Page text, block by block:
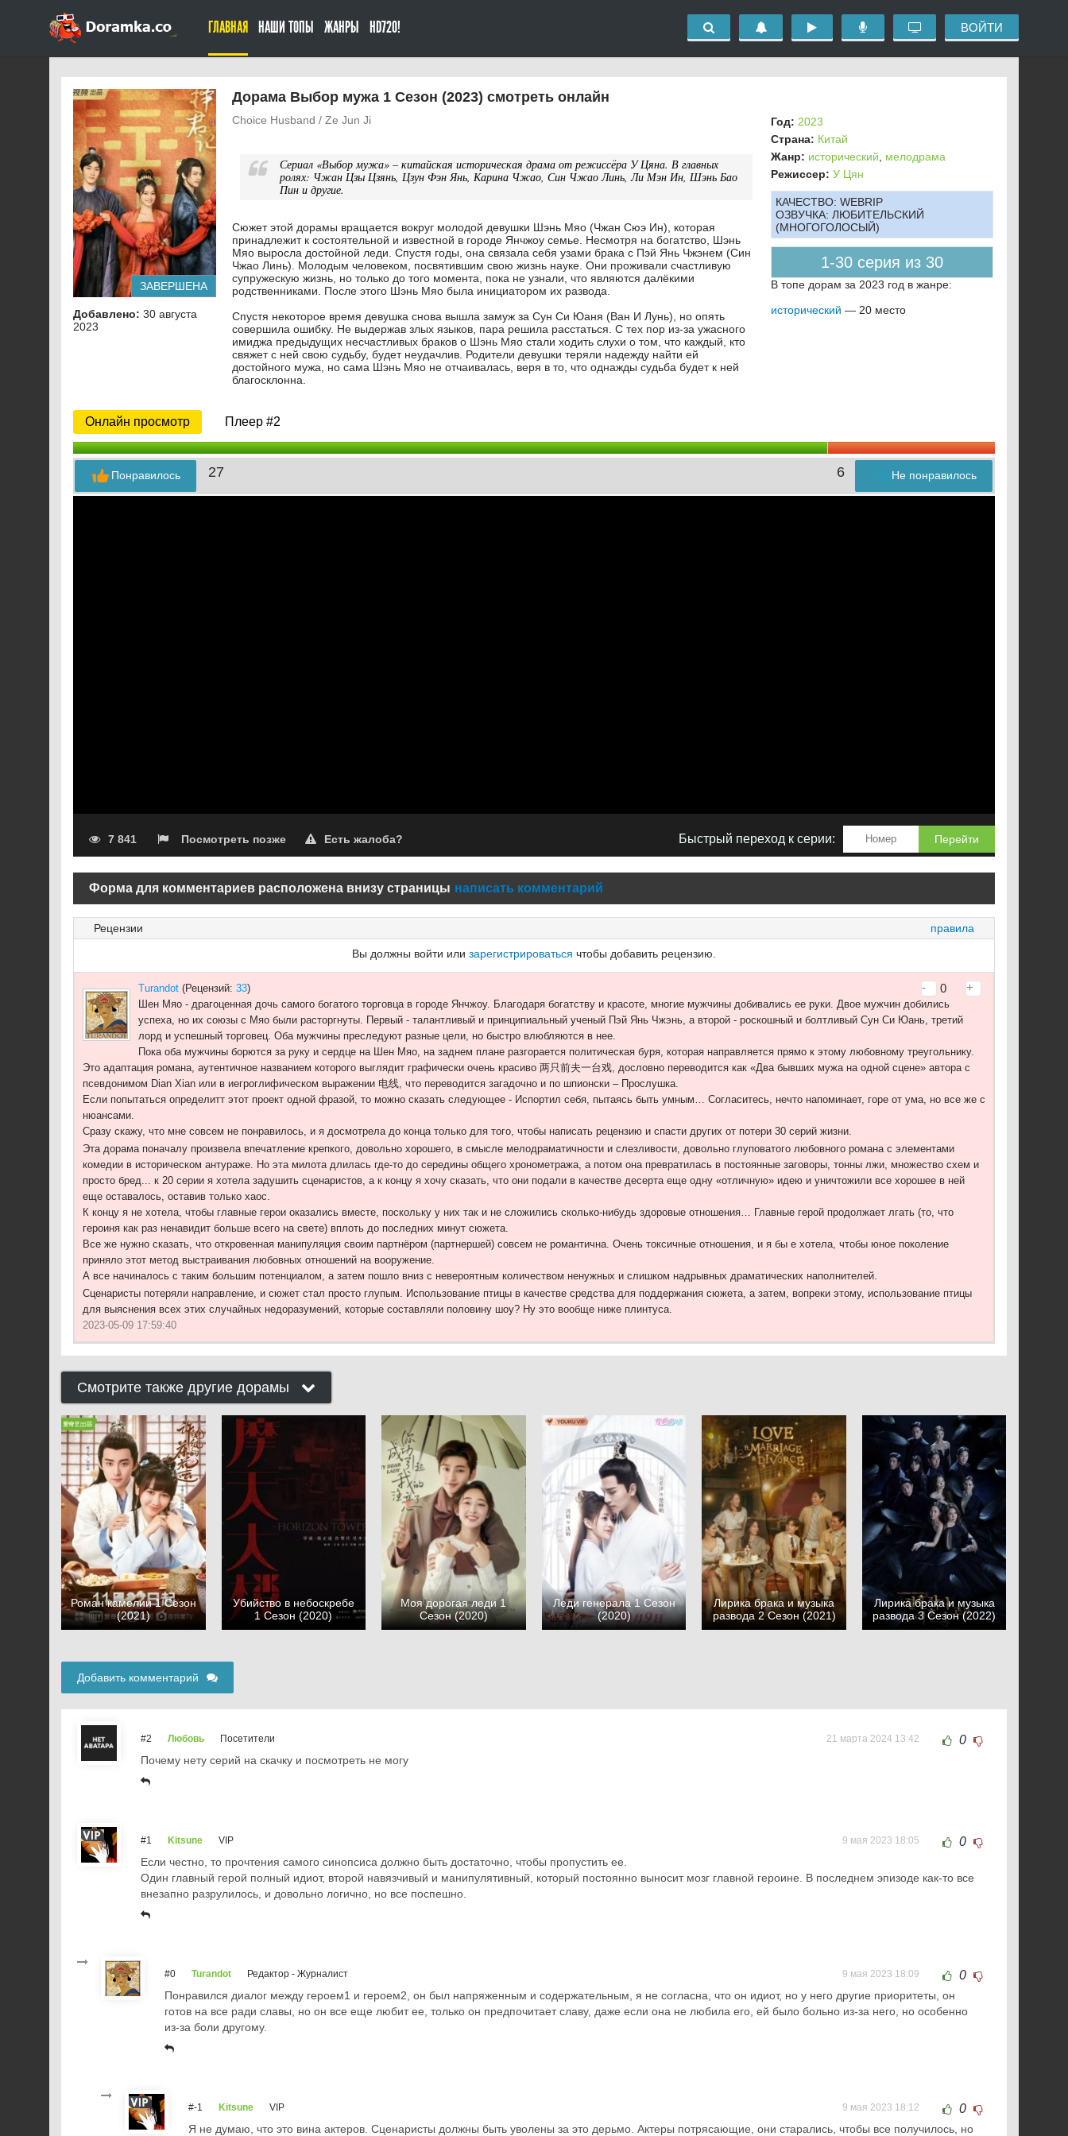
ГЛАВНАЯ НАШИ ТОПЫ ЖАНРЫ HD720! ВОЙТИ
Дорама Выбор мужа 1 Сезон (2023) смотреть онлайн
Choice Husband / Ze Jun Ji
Сериал «Выбор мужа» – китайская историческая драма от режиссёра У Цяна. В главных
ролях: Чжан Цзы Цзянь, Цзун Фэн Янь, Карина Чжао, Син Чжао Линь, Ли Мэн Ин, Шэнь Бао
Пин и другие.
Сюжет этой дорамы вращается вокруг молодой девушки Шэнь Мяо (Чжан Сюэ Ин), которая
принадлежит к состоятельной и известной в городе Янчжоу семье. Несмотря на богатство, Шэнь
Мяо выросла достойной леди. Спустя годы, она связала себя узами брака с Пэй Янь Чжэнем (Син
Чжао Линь). Молодым человеком, посвятившим свою жизнь науке. Они проживали счастливую
супружескую жизнь, но только до того момента, пока не узнали, что являются далёкими
родственниками. После этого Шэнь Мяо была инициатором их развода.
Спустя некоторое время девушка снова вышла замуж за Сун Си Юаня (Ван И Лунь), но опять
совершила ошибку. Не выдержав злых языков, пара решила расстаться. С тех пор из-за ужасного
имиджа предыдущих несчастливых браков о Шэнь Мяо стали ходить слухи о том, что каждый, кто
свяжет с ней свою судьбу, будет неудачлив. Родители девушки теряли надежду найти ей
достойного мужа, но сама Шэнь Мяо не отчаивалась, веря в то, что однажды судьба будет к ней
благосклонна.
ЗАВЕРШЕНА
Добавлено: 30 августа
2023
Год: 2023
Страна: Китай
Жанр: исторический
мелодрама
Режиссер: У Цян
КАЧЕСТВО: WEBRIP
ОЗВУЧКА: ЛЮБИТЕЛЬСКИЙ
(МНОГОГОЛОСЫЙ)
1-30 серия из 30
В топе дорам за 2023 год в жанре:
исторический — 20 место
Онлайн просмотр Плеер #2
27 6 Не понравилось
Понравилось
7 841 Посмотреть позже Есть жалоба? Быстрый переход к серии: Перейти
Форма для комментариев расположена внизу страницы написать комментарий
Рецензии
правила
Вы должны войти или зарегистрироваться чтобы добавить рецензию.
- 0 +
Turandot (Рецензий: 33)
Шен Мяо - драгоценная дочь самого богатого торговца в городе Янчжоу. Благодаря богатству и красоте, многие мужчины добивались ее руки. Двое мужчин добились
успеха, но их союзы с Мяо были расторгнуты. Первый - талантливый и принципиальный ученый Пэй Янь Чжэнь, а второй - роскошный и болтливый Сун Си Юань, третий
лорд и успешный торговец. Оба мужчины преследуют разные цели, но быстро влюбляются в нее.
Пока оба мужчины борются за руку и сердце на Шен Мяо, на заднем плане разгорается политическая буря, которая направляется прямо к этому любовному треугольнику.
Это адаптация романа, аутентичное названием которого выглядит графически очень красиво 两只前夫一台戏, дословно переводится как «Два бывших мужа на одной сцене» автора с
псевдонимом Dian Xian или в иегроглифическом выражении 电线, что переводится загадочно и по шпионски – Прослушка.
Если попытаться определитт этот проект одной фразой, то можно сказать следующее - Испортил себя, пытаясь быть умным… Согласитесь, нечто напоминает, горе от ума, но все же с
нюансами.
Сразу скажу, что мне совсем не понравилось, и я досмотрела до конца только для того, чтобы написать рецензию и спасти других от потери 30 серий жизни.
Эта дорама поначалу произвела впечатление крепкого, довольно хорошего, в смысле мелодраматичности и слезливости, довольно глуповатого любовного романа с элементами
комедии в историческом антураже. Но эта милота длилась где-то до середины общего хронометража, а потом она превратилась в постоянные заговоры, тонны лжи, множество схем и
просто бред... к 20 серии я хотела задушить сценаристов, а к концу я хочу сказать, что они подали в качестве десерта еще одну «отличную» идею и уничтожили все хорошее в ней
еще оставалось, оставив только хаос.
К концу я не хотела, чтобы главные герои оказались вместе, поскольку у них так и не сложились сколько-нибудь здоровые отношения… Главные герой продолжает лгать (то, что
героиня как раз ненавидит больше всего на свете) вплоть до последних минут сюжета.
Все же нужно сказать, что откровенная манипуляция своим партнёром (партнершей) совсем не романтична. Очень токсичные отношения, и я бы е хотела, чтобы юное поколение
приняло этот метод выстраивания любовных отношений на вооружение.
А все начиналось с таким большим потенциалом, а затем пошло вниз с невероятным количеством ненужных и слишком надрывных драматических наполнителей.
Сценаристы потеряли направление, и сюжет стал просто глупым. Использование птицы в качестве средства для поддержания сюжета, а затем, вопреки этому, использование птицы
для выяснения всех этих случайных недоразумений, которые составляли половину шоу? Ну это вообще ниже плинтуса.
2023-05-09 17:59:40
Смотрите также другие дорамы
Роман камелии 1 Сезон
(2021)
Убийство в небоскребе
1 Сезон (2020)
Моя дорогая леди 1
Сезон (2020)
Леди генерала 1 Сезон
(2020)
Лирика брака и музыка
развода 2 Сезон (2021)
Лирика брака и музыка
развода 3 Сезон (2022)
Добавить комментарий
#2 Любовь Посетители 21 марта 2024 13:42 0
Почему нету серий на скачку и посмотреть не могу
#1 Kitsune VIP 9 мая 2023 18:05 0
Если честно, то прочтения самого синопсиса должно быть достаточно, чтобы пропустить ее.
Один главный герой полный идиот, второй навязчивый и манипулятивный, который постоянно выносит мозг главной героине. В последнем эпизоде как-то все
внезапно разрулилось, и довольно логично, но все поспешно.
#0 Turandot Редактор - Журналист 9 мая 2023 18:09 0
Понравился диалог между героем1 и героем2, он был напряженным и содержательным, я не согласна, что он идиот, но у него другие приоритеты, он
готов на все ради славы, но он все еще любит ее, только он предпочитает славу, даже если она не любила его, ей было больно из-за него, но особенно
из-за боли другому.
#-1 Kitsune VIP 9 мая 2023 18:12 0
Я не думаю, что это вина актеров. Сценаристы должны быть уволены за это дерьмо. Актеры потрясающие, они старались, чтобы все получилось, но